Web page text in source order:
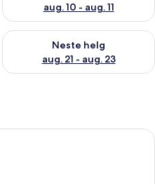
aug. 10 - aug. 11
aug. 14 - aug. 16
Neste helg
aug. 21 - aug. 23
Sjekk tilgjengelighet for
Senger med overmadrass, safe på